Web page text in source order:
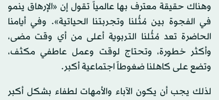
وهناك حقيقة معترف بها عالمياً تقول إن «الإرهاق ينمو
في الفجوة بين مُثُلنا وتجربتنا الحياتية». وفي أيامنا
الحاضرة تعد مُثُلنا التربوية أعلى من أي وقت مضى،
وأكثر خطورة، وتحتاج لوقت وعمل عاطفي مكثف،
وتضع على كاهلنا ضغوطاً اجتماعية أكبر.
لذلك يجب أن يكون الآباء والأمهات لطفاء بشكل أكبر